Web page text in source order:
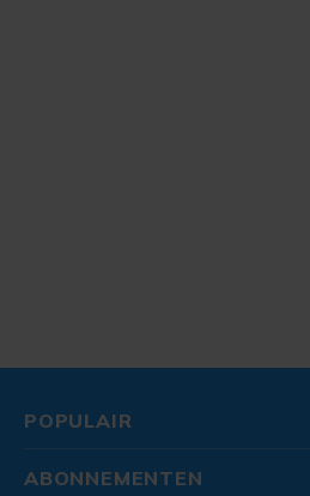
POPULAIR
ABONNEMENTEN